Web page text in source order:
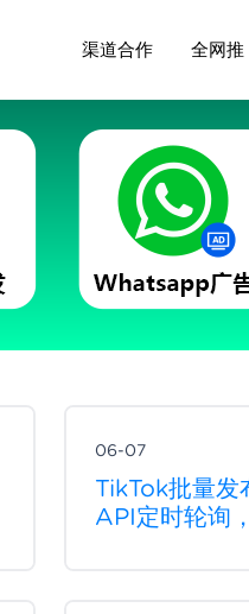
渠道合作 全网推
06-07
TikTok批量发
API定时轮询